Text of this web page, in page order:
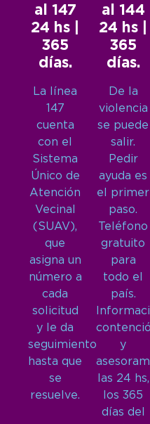
al 147
24 hs |
365
días.
La línea
147
cuenta
con el
Sistema
Único de
Atención
Vecinal
(SUAV),
que
asigna un
número a
cada
solicitud
y le da
seguimiento
hasta que
se
resuelve.
al 144
24 hs |
365
días.
De la
violencia
se puede
salir.
Pedir
ayuda es
el primer
paso.
Teléfono
gratuito
para
todo el
país.
y
las 24 hs,
los 365
días del